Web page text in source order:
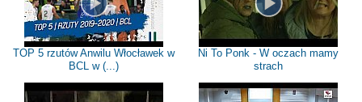
TOP 5 rzutów Anwilu Włocławek w
BCL w (...)
Ni To Ponk - W oczach mamy
strach